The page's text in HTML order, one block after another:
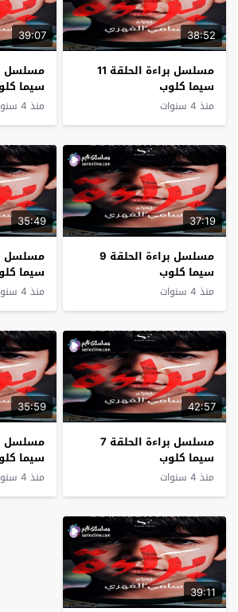
38:52
مسلسل براءة الحلقة 11
سيما كلوب
منذ 4 سنوات
39:07
سيما
منذ 4 سنوات
37:19
مسلسل براءة الحلقة 9
سيما كلوب
منذ 4 سنوات
35:49
سيما
منذ 4 سنوات
42:57
مسلسل براءة الحلقة 7
سيما كلوب
منذ 4 سنوات
35:59
سيما
منذ 4 سنوات
39:11